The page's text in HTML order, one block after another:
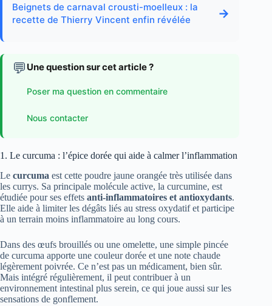
Beignets de carnaval crousti-moelleux : la
recette de Thierry Vincent enfin révélée
→
💬 Une question sur cet article ?
Poser ma question en commentaire
Nous contacter
1. Le curcuma : l’épice dorée qui aide à calmer l’inflammation
Le curcuma est cette poudre jaune orangée très utilisée dans
les currys. Sa principale molécule active, la curcumine, est
étudiée pour ses effets anti-inflammatoires et antioxydants.
Elle aide à limiter les dégâts liés au stress oxydatif et participe
à un terrain moins inflammatoire au long cours.
Dans des œufs brouillés ou une omelette, une simple pincée
de curcuma apporte une couleur dorée et une note chaude
légèrement poivrée. Ce n’est pas un médicament, bien sûr.
Mais intégré régulièrement, il peut contribuer à un
environnement intestinal plus serein, ce qui joue aussi sur les
sensations de gonflement.